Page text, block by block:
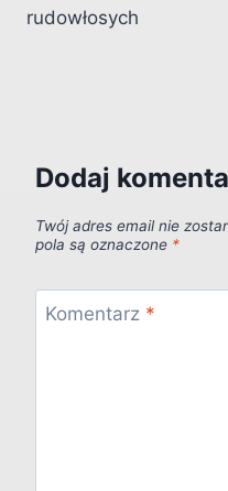
rudowłosych
Dodaj
Twój adres email nie
pola są oznaczone *
Komentarz *